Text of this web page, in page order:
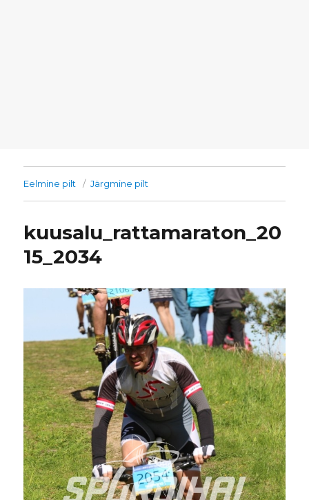
Eelmine pilt Järgmine pilt
kuusalu_rattamaraton_20
15_2034